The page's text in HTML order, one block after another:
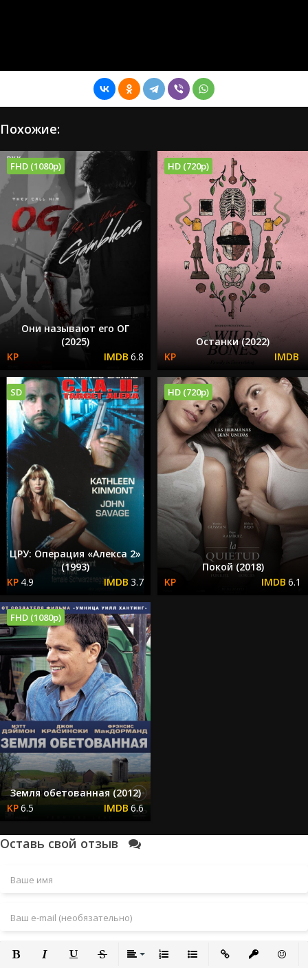
Похожие:
FHD (1080p)
Они называют его ОГ
(2025)
6.8
HD (720p)
Останки (2022)
SD
ЦРУ: Операция «Алекса 2»
(1993)
4.9
3.7
HD (720p)
Покой (2018)
6.1
FHD (1080p)
Земля обетованная (2012)
6.5
6.6
Оставь свой отзыв